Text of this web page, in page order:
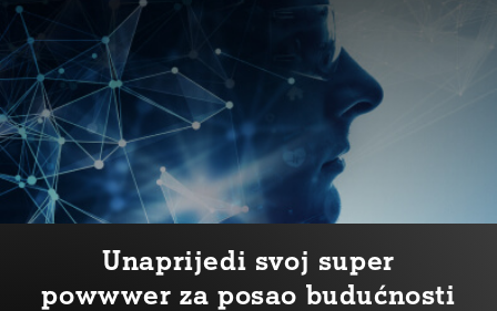
Unaprijedi svoj super
powwwer za posao budućnosti